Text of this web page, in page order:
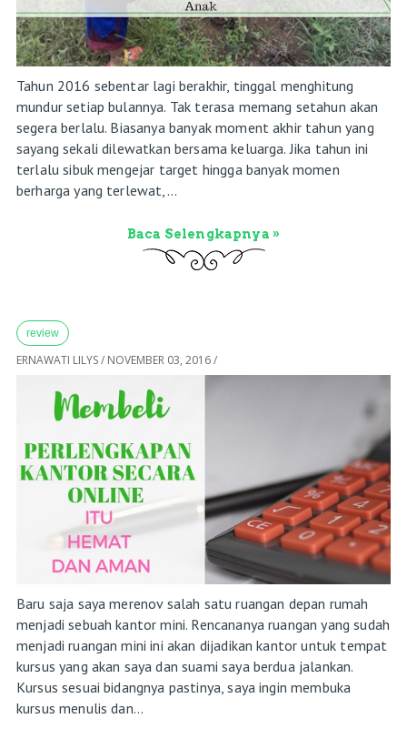
Tahun 2016 sebentar lagi berakhir, tinggal menghitung
mundur setiap bulannya. Tak terasa memang setahun akan
segera berlalu. Biasanya banyak moment akhir tahun yang
sayang sekali dilewatkan bersama keluarga. Jika tahun ini
terlalu sibuk mengejar target hingga banyak momen
berharga yang terlewat,...
Baca Selengkapnya »
review
ERNAWATI LILYS/ NOVEMBER 03, 2016/
Baru saja saya merenov salah satu ruangan depan rumah
menjadi sebuah kantor mini. Rencananya ruangan yang sudah
menjadi ruangan mini ini akan dijadikan kantor untuk tempat
kursus yang akan saya dan suami saya berdua jalankan.
Kursus sesuai bidangnya pastinya, saya ingin membuka
kursus menulis dan...